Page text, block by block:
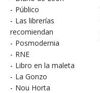
- Público
- Las librerías
recomiendan
- Posmodernia
- RNE
- Libro en la maleta
- La Gonzo
- Nou Horta